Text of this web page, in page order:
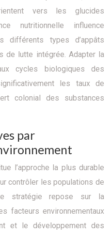
vers les glucides
nutritionnelle influence
différents types d’appâts
de lutte intégrée. Adapter la
cycles biologiques des
les taux de
colonial des substances
par
l’approche la plus durable
contrôler les populations de
stratégie repose sur la
facteurs environnementaux
et le développement des